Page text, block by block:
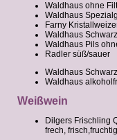
Waldhaus ohne
Waldhaus
Farny
Waldhaus
Waldhaus Pils
Radler süß/sauer
Waldhaus
Waldhaus
Weißwein
Dilgers Frischling
frech, frisch,fruchtig